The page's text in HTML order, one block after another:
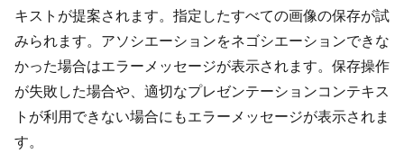
キストが提案されます。指定したすべての画像の保存が試
みられます。アソシエーションをネゴシエーションできな
かった場合はエラーメッセージが表示されます。保存操作
が失敗した場合や、適切なプレゼンテーションコンテキス
トが利用できない場合にもエラーメッセージが表示されま
す。